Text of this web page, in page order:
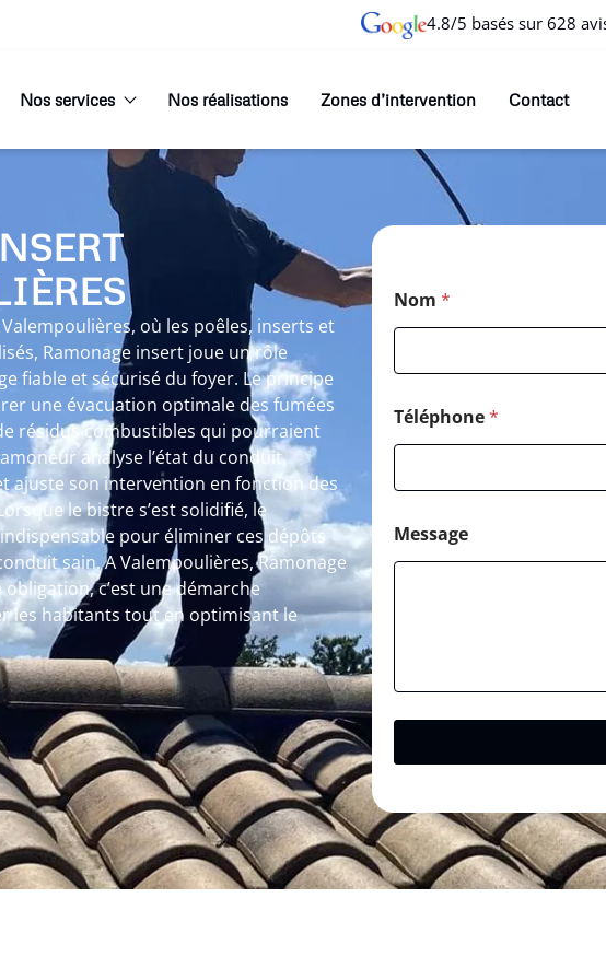
4.8/5 basés sur 628
Nos services Nos réalisations Zones d’intervention Contact
où les poêles, inserts et
Ramonage insert joue un rôle
fiable et sécurisé du foyer. Le principe
une évacuation optimale des fumées
résidus combustibles qui pourraient
analyse l’état du conduit,
ajuste son intervention en fonction des
le bistre s’est solidifié, le
pour éliminer ces dépôts
sain. A Valempoulières, Ramonage
c’est une démarche
les habitants tout en optimisant le
Nom *
Téléphone*
Message